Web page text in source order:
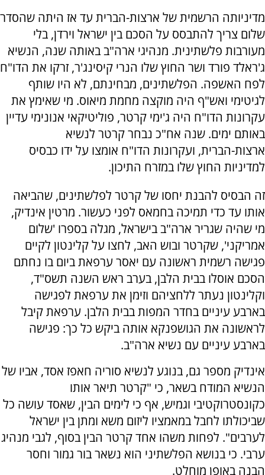
מדיניותה הרשמית של ארצות-הברית עד אז היתה שהסדר
שלום צריך להתבסס על הסכם בין ישראל וירדן, בלי
מעורבות פלשתינית. מנהיגי ארה"ב באותה שנה, הנשיא
ג'ראלד פורד ושר החוץ שלו הנרי קיסינג'ר, זרקו את הדו"ח
לפח האשפה. הפלשתינים, מבחינתם, לא היו שותף
לגיטימי ואש"ף היה מוקצה מחמת מיאוס. מי שאימץ את
עקרונות הדו"ח היה ג'ימי קרטר, פוליטיקאי אנונימי עדיין
באותם ימים. שנה אח"כ נבחר קרטר לנשיא
ארצות-הברית, ועקרונות הדו"ח אומצו על ידו כבסיס
למדיניות החוץ שלו במזרח התיכון.
זה הבסיס להבנת יחסו של קרטר לפלשתינים, שהביאה
אותו עד כדי תמיכה בחמאס לפני כעשור. מרטין אינדיק,
מי שהיה שגריר ארה"ב בישראל, מגלה בספרו 'שלום
אמריקני', שקרטר ובוש האב, לחצו על קלינטון לקיים
פגישה רשמית ראשונה עם יאסר ערפאת ביום בו נחתם
הסכם אוסלו בבית הלבן, בערב ראש השנה תשס"ד,
וקלינטון נעתר ללחציהם וזימן את ערפאת לפגישה
בארבע עיניים בחדר המפות בבית הלבן. ערפאת קיבל
לראשונה את הגושפנקא אותה ביקש כל כך: פגישה
בארבע עיניים עם נשיא ארה"ב.
אינדיק מספר גם, בנוגע לנשיא סוריה חאפז אסד, אביו של
הנשיא המודח בשאר, כי "קרטר תיאר אותו
כקונסטרוקטיבי וגמיש, אף כי לימים הבין, שאסד עושה כל
שביכולתו לחבל במאמציו ליזום משא ומתן בין ישראל
לערבים". לפחות משהו אחד קרטר הבין בסוף, לגבי מנהיג
ערבי. כי בנושא הפלשתיני הוא נשאר בור גמור וחסר
הבנה באופן מוחלט.